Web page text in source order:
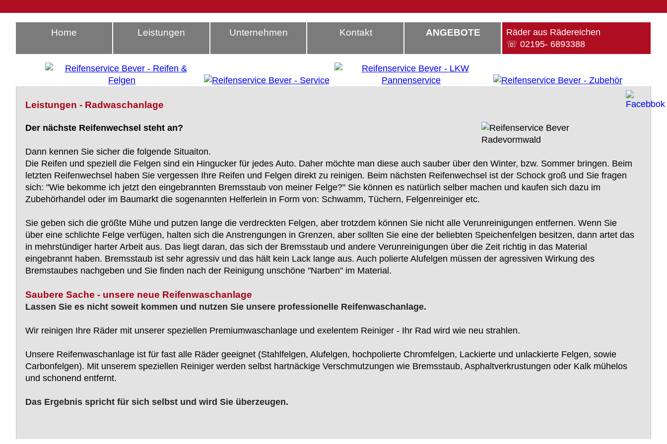
Home Leistungen Unternehmen Kontakt ANGEBOTE
Räder aus Rädereichen
☏ 02195- 6893388
Leistungen - Radwaschanlage
Der nächste Reifenwechsel steht an?
Dann kennen Sie sicher die folgende Situaiton.
Die Reifen und speziell die Felgen sind ein Hingucker für jedes Auto. Daher möchte man diese auch sauber über den Winter, bzw. Sommer bringen. Beim
letzten Reifenwechsel haben Sie vergessen Ihre Reifen und Felgen direkt zu reinigen. Beim nächsten Reifenwechsel ist der Schock groß und Sie fragen
sich: "Wie bekomme ich jetzt den eingebrannten Bremsstaub von meiner Felge?" Sie können es natürlich selber machen und kaufen sich dazu im
Zubehörhandel oder im Baumarkt die sogenannten Helferlein in Form von: Schwamm, Tüchern, Felgenreiniger etc.
Sie geben sich die größte Mühe und putzen lange die verdreckten Felgen, aber trotzdem können Sie nicht alle Verunreinigungen entfernen. Wenn Sie
über eine schlichte Felge verfügen, halten sich die Anstrengungen in Grenzen, aber sollten Sie eine der beliebten Speichenfelgen besitzen, dann artet das
in mehrstündiger harter Arbeit aus. Das liegt daran, das sich der Bremsstaub und andere Verunreinigungen über die Zeit richtig in das Material
eingebrannt haben. Bremsstaub ist sehr agressiv und das hält kein Lack lange aus. Auch polierte Alufelgen müssen der agressiven Wirkung des
Bremstaubes nachgeben und Sie finden nach der Reinigung unschöne "Narben" im Material.
Saubere Sache - unsere neue Reifenwaschanlage
Lassen Sie es nicht soweit kommen und nutzen Sie unsere professionelle Reifenwaschanlage.
Wir reinigen Ihre Räder mit unserer speziellen Premiumwaschanlage und exelentem Reiniger - Ihr Rad wird wie neu strahlen.
Unsere Reifenwaschanlage ist für fast alle Räder geeignet (Stahlfelgen, Alufelgen, hochpolierte Chromfelgen, Lackierte und unlackierte Felgen, sowie
Carbonfelgen). Mit unserem speziellen Reiniger werden selbst hartnäckige Verschmutzungen wie Bremsstaub, Asphaltverkrustungen oder Kalk mühelos
und schonend entfernt.
Das Ergebnis spricht für sich selbst und wird Sie überzeugen.